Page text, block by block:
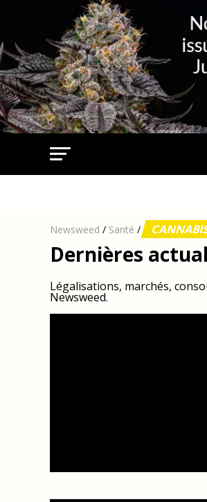
Newsweed / Santé /
Dernières
Légalisations, marchés,
Newsweed.